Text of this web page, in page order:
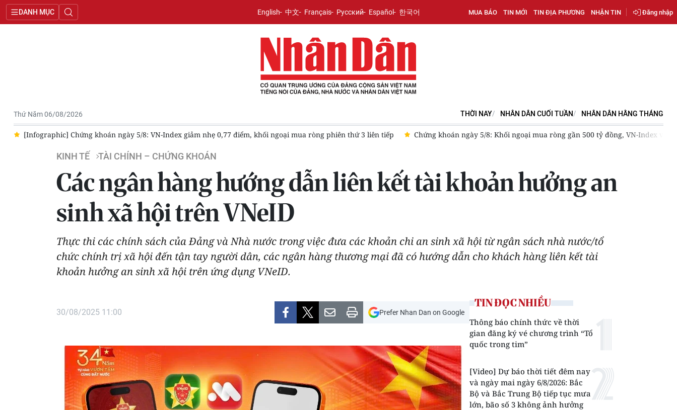
DANH MỤC English 中文 Français Русский Español 한국어 MUA BÁO TIN MỚI TIN ĐỊA PHƯƠNG NHẬN TIN Đăng nhập
Thứ Năm 06/08/2026 THỜI NAY NHÂN DÂN CUỐI TUẦN NHÂN DÂN HẰNG THÁNG
[Infographic] Chứng khoán ngày 5/8: VN-Index giảm nhẹ 0,77 điểm, khối ngoại mua ròng phiên thứ 3 liên tiếp Chứng khoán ngày 5/8: Khối ngoại mua ròng gần 500 tỷ đồng, VN-Index vẫn
KINH TẾ TÀI CHÍNH – CHỨNG KHOÁN
Các ngân hàng hướng dẫn liên kết tài khoản hưởng an
sinh xã hội trên VNeID
Thực thi các chính sách của Đảng và Nhà nước trong việc đưa các khoản chi an sinh xã hội từ ngân sách nhà nước/tổ
chức chính trị xã hội đến tận tay người dân, các ngân hàng thương mại đã có hướng dẫn cho khách hàng liên kết tài
khoản hưởng an sinh xã hội trên ứng dụng VNeID.
30/08/2025 11:00 Prefer Nhan Dan on Google
TIN ĐỌC NHIỀU
Thông báo chính thức về thời
gian đăng ký vé chương trình “Tổ
quốc trong tim”
[Video] Dự báo thời tiết đêm nay
và ngày mai ngày 6/8/2026: Bắc
Bộ và Bắc Trung Bộ tiếp tục mưa
lớn, bão số 3 không ảnh hưởng